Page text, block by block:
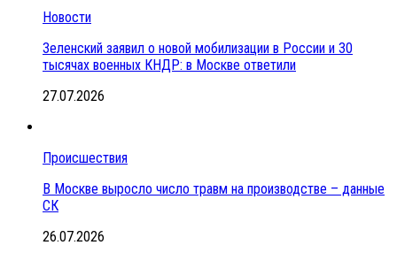
Новости
Зеленский заявил о новой мобилизации в России и 30
тысячах военных КНДР: в Москве ответили
27.07.2026
Происшествия
В Москве выросло число травм на производстве – данные
СК
26.07.2026